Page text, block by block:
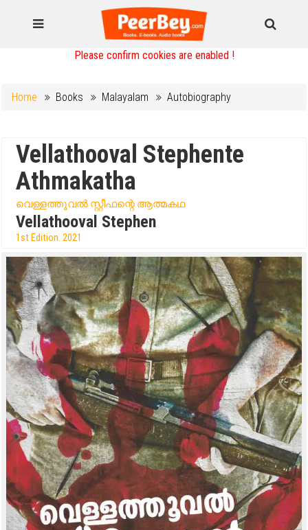
Please confirm cookies are enabled !
Home Books Malayalam Autobiography
Vellathooval Stephente
Athmakatha
വെള്ളത്തൂവൽ സ്റ്റീഫന്റെ ആത്മകഥ
Vellathooval Stephen
1st Edition. 2021